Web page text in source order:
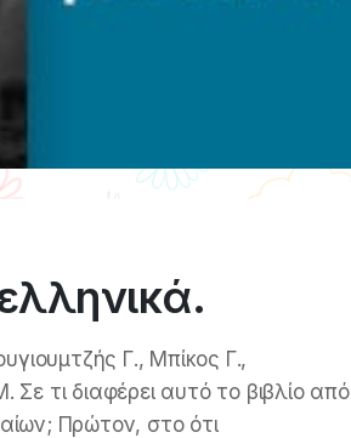
Γ., Μπίκος Γ.,
τι διαφέρει αυτό το βιβλίο από
Πρώτον, στο ότι